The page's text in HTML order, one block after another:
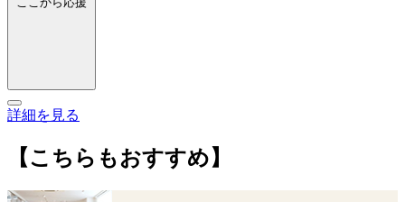
詳細を見る
【こちらもおすすめ】